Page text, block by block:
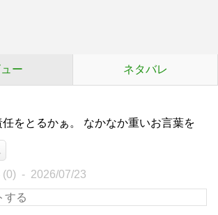
ー ネタバレ
任をとるかぁ。 なかなか重いお言葉を
(0) 2026/07/23